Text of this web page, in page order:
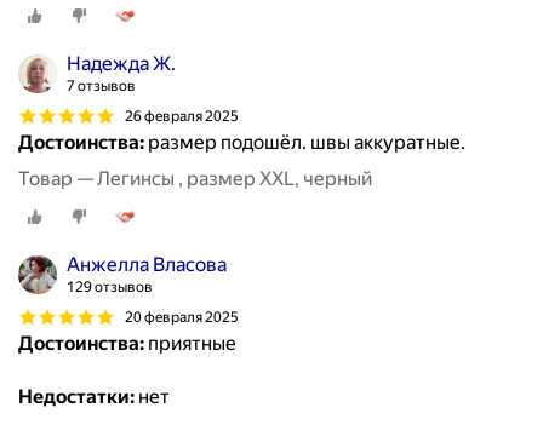
Надежда Ж.
7 отзывов
26 февраля 2025
Достоинства: размер подошёл. швы аккуратные.
Товар — Легинсы , размер XXL, черный
Анжелла Власова
129 отзывов
20 февраля 2025
Достоинства: приятные
Недостатки: нет